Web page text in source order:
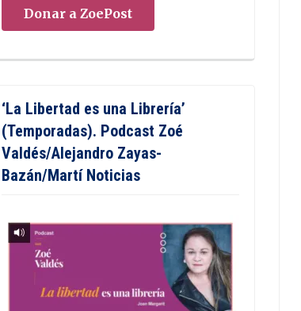
Donar a ZoePost
‘La Libertad es una Librería’
(Temporadas). Podcast Zoé
Valdés/Alejandro Zayas-
Bazán/Martí Noticias